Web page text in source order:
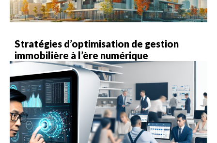
Stratégies d’optimisation de gestion
immobilière à l’ère numérique